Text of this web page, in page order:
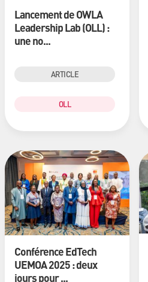
Lancement de OWLA
Leadership Lab (OLL) :
une no...
ARTICLE
OLL
Conférence EdTech
UEMOA 2025 : deux
jours pour ...